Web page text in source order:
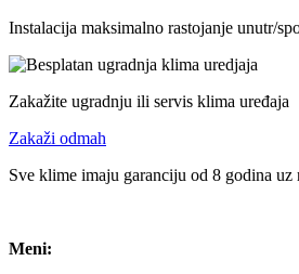
Instalacija maksimalno rastojanje unutr/
Zakažite ugradnju ili servis klima uređaja
Zakaži odmah
Sve klime imaju garanciju od 8 godina uz
Meni: